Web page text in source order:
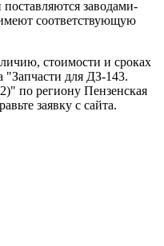
заводами-
соответствующую
стоимости и сроках
"Запчасти для ДЗ-143.
по региону Пензенская
заявку с сайта.